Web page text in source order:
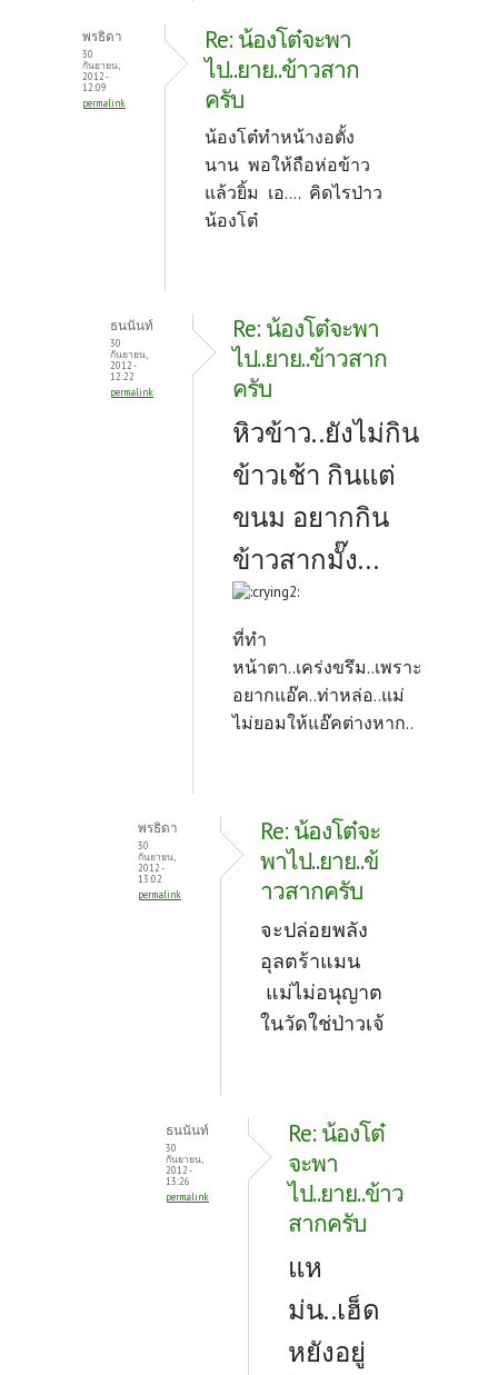
พรธิดา
30
กันยายน,
2012 -
12:09
permalink
Re: น้องโต๋จะพา
ไป..ยาย..ข้าวสาก
ครับ
น้องโต๋ทำหน้างอตั้ง
นาน พอให้ถือห่อข้าว
แล้วยิ้ม เอ.... คิดไรป่าว
น้องโต๋
ธนนันท์
30
กันยายน,
2012 -
12:22
permalink
Re: น้องโต๋จะพา
ไป..ยาย..ข้าวสาก
ครับ
หิวข้าว..ยังไม่กิน
ข้าวเช้า กินแต่
ขนม อยากกิน
ข้าวสากมั๊ง...
ที่ทำ
หน้าตา..เคร่งขรึม..เพราะ
อยากแอ๊ค..ท่าหล่อ..แม่
ไม่ยอมให้แอ๊คต่างหาก..
พรธิดา
30
กันยายน,
2012 -
13:02
permalink
Re: น้องโต๋จะ
พาไป..ยาย..ข้
าวสากครับ
จะปล่อยพลัง
อุลตร้าแมน
แม่ไม่อนุญาต
ในวัดใช่ป่าวเจ้
ธนนันท์
30
กันยายน,
2012 -
13:26
permalink
Re: น้องโต๋
จะพา
ไป..ยาย..ข้าว
สากครับ
แห
ม่น..เฮ็ด
หยังอยู่